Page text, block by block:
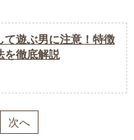
て遊ぶ男に注意！特徴
を徹底解説
次へ